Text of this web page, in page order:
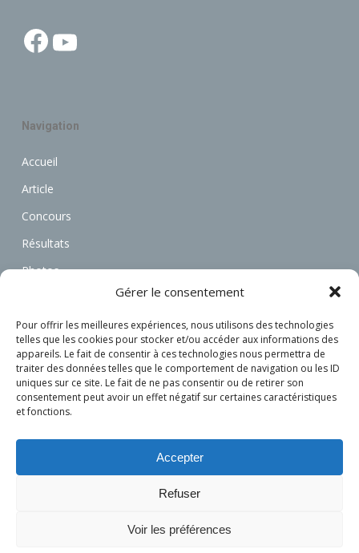
Gérer le consentement
Pour offrir les meilleures expériences, nous utilisons des technologies
telles que les cookies pour stocker et/ou accéder aux informations des
appareils. Le fait de consentir à ces technologies nous permettra de
traiter des données telles que le comportement de navigation ou les ID
uniques sur ce site. Le fait de ne pas consentir ou de retirer son
consentement peut avoir un effet négatif sur certaines caractéristiques
et fonctions.
Accepter
Refuser
Voir les préférences
Facebook
Navigation
Accueil
Article
Concours
Résultats
Photos
Annonces
Associations
Actualités
Connexion